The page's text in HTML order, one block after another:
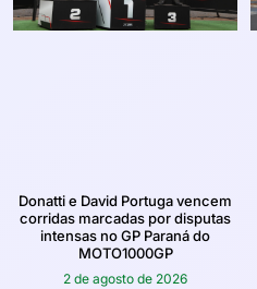
Donatti e David Portuga vencem
corridas marcadas por disputas
intensas no GP Paraná do
MOTO1000GP
2 de agosto de 2026